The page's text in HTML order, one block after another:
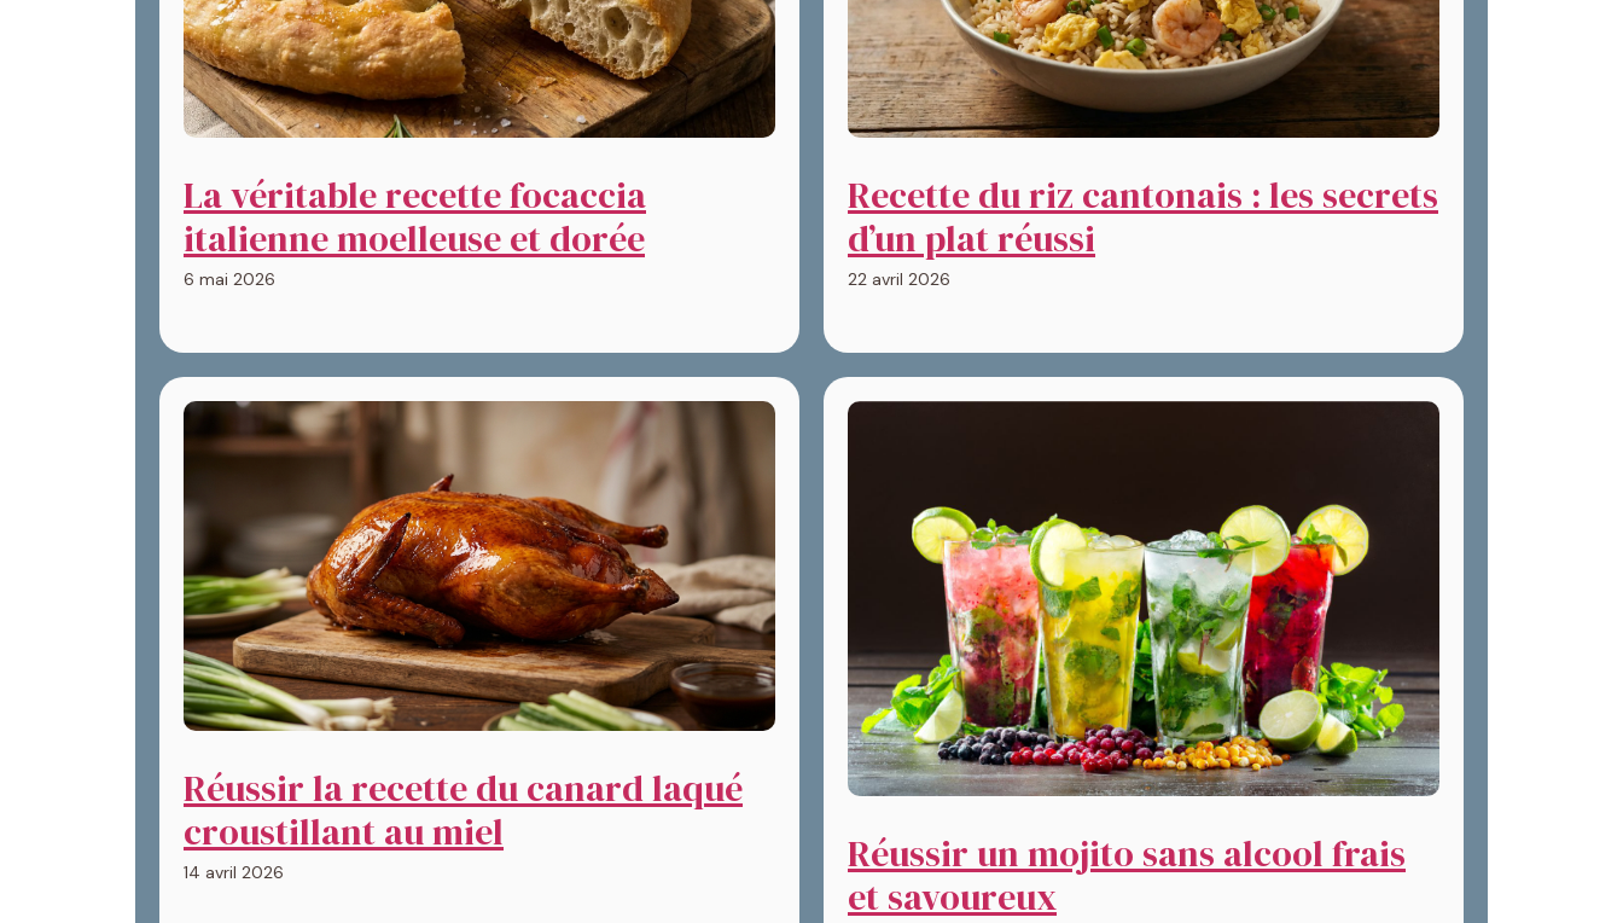
La véritable recette focaccia
italienne moelleuse et dorée
6 mai 2026
Recette du riz cantonais : les secrets
d’un plat réussi
22 avril 2026
Réussir la recette du canard laqué
croustillant au miel
14 avril 2026
Réussir un mojito sans alcool frais
et savoureux